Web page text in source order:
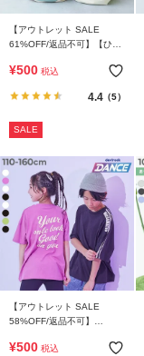
【アウトレット SALE
61%OFF/返品不可】【ひや
BIGシルエット プリント半
¥500 税込
4.4（5）
SALE
【アウトレット SALE
58%OFF/返品不可】
プリント 半袖Tシャツ
¥500 税込